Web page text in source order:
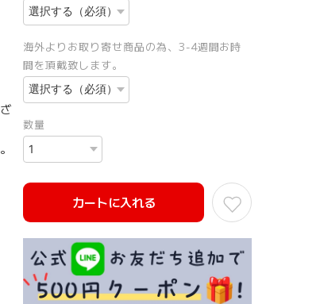
海外よりお取り寄せ商品の為、3-4週間お時
間を頂戴致します。
数量
カートに入れる